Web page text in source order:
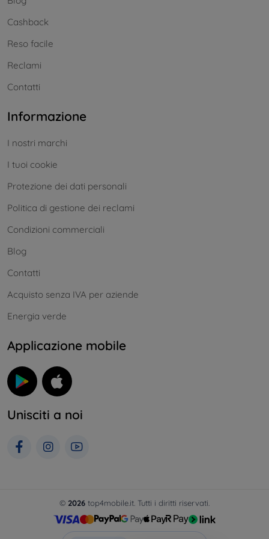
Cashback
Reso facile
Reclami
Contatti
Informazione
I nostri marchi
I tuoi cookie
Protezione dei dati personali
Politica di gestione dei reclami
Condizioni commerciali
Blog
Contatti
Acquisto senza IVA per aziende
Energia verde
Applicazione mobile
Unisciti a noi
© 2026 top4mobile.it. Tutti i diritti riservati.